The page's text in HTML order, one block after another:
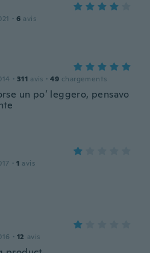
· 6 avis
· 311 avis · 49 chargements
un po’ leggero, pensavo
· 1 avis
· 12 avis